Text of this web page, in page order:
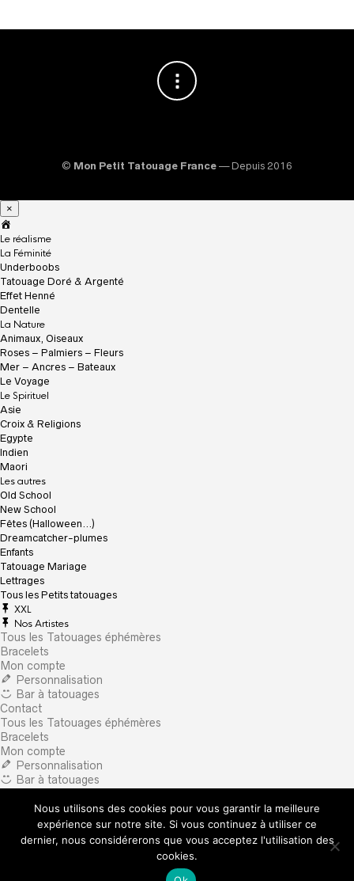
© Mon Petit Tatouage France — Depuis 2016
×
c
c
u
e
i
l
Le réalisme
La Féminité
Underboobs
Tatouage Doré & Argenté
Effet Henné
Dentelle
La Nature
Animaux, Oiseaux
Roses – Palmiers – Fleurs
Mer – Ancres – Bateaux
Le Voyage
Le Spirituel
Asie
Croix & Religions
Egypte
Indien
Maori
Les autres
Old School
New School
Fêtes (Halloween…)
Dreamcatcher-plumes
Enfants
Tatouage Mariage
Lettrages
Tous les Petits tatouages
XXL
Nos Artistes
Tous les Tatouages éphémères
Bracelets
Mon compte
Personnalisation
Bar à tatouages
Contact
Tous les Tatouages éphémères
Bracelets
Mon compte
Personnalisation
Bar à tatouages
What are you looking for?
Nous utilisons des cookies pour vous garantir la meilleure
expérience sur notre site. Si vous continuez à utiliser ce
dernier, nous considérerons que vous acceptez l'utilisation des
cookies.